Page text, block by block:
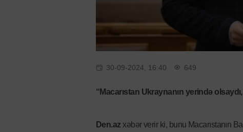
30-09-2024, 16:40 649
“Macarıstan Ukraynanın yerində
Den.az xəbər verir ki, bunu Macarıstanın